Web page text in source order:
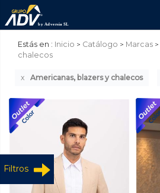
Estás en : Inicio Catálogo Marcas
chalecos
Filtros
Americanas, blazers y chalecos